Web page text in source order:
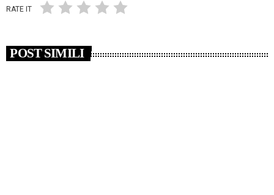
RATE IT
POST SIMILI